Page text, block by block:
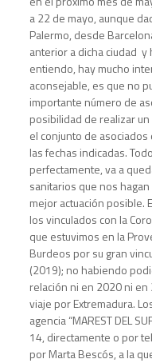
a 22 de mayo, aunque
Palermo, desde
anterior a dicha ciudad y
entiendo, hay mucho
aconsejable, es que no
importante número de
posibilidad de realizar
el conjunto de
las fechas indicadas.
perfectamente, va a
sanitarios que nos
mejor actuación posible.
los vinculados con la
que estuvimos en la
Burdeos por su gran
(2019); no habiendo
relación ni en 2020 ni
viaje por Extremadura.
agencia “MAREST DEL
14, directamente o por
por Marta Bescós, a la